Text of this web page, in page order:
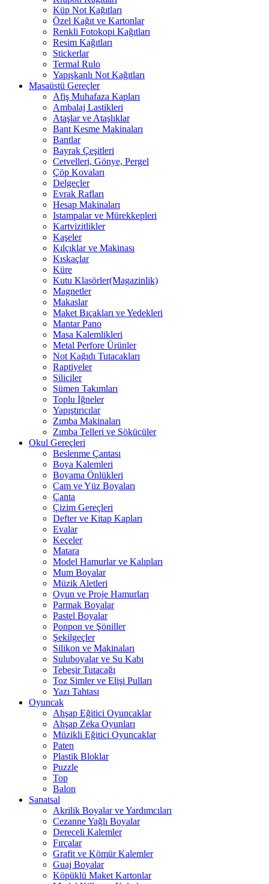
Küp Not Kağıtları
Özel Kağıt ve Kartonlar
Renkli Fotokopi Kağıtları
Resim Kağıtları
Stickerlar
Termal Rulo
Yapışkanlı Not Kağıtları
Masaüstü Gereçler
Afiş Muhafaza Kapları
Ambalaj Lastikleri
Ataşlar ve Ataşlıklar
Bant Kesme Makinaları
Bantlar
Bayrak Çeşitleri
Cetvelleri, Gönye, Pergel
Çöp Kovaları
Delgeçler
Evrak Rafları
Hesap Makinaları
Istampalar ve Mürekkepleri
Kartvizitlikler
Kaşeler
Kılçıklar ve Makinası
Kıskaçlar
Küre
Kutu Klasörler(Magazinlik)
Magnetler
Makaslar
Maket Bıçakları ve Yedekleri
Mantar Pano
Masa Kalemlikleri
Metal Perfore Ürünler
Not Kağıdı Tutacakları
Raptiyeler
Siliciler
Sümen Takımları
Toplu İğneler
Yapıştırıcılar
Zımba Makinaları
Zımba Telleri ve Sökücüler
Okul Gereçleri
Beslenme Çantası
Boya Kalemleri
Boyama Önlükleri
Cam ve Yüz Boyaları
Çanta
Çizim Gereçleri
Defter ve Kitap Kapları
Evalar
Keçeler
Matara
Model Hamurlar ve Kalıpları
Mum Boyalar
Müzik Aletleri
Oyun ve Proje Hamurları
Parmak Boyalar
Pastel Boyalar
Ponpon ve Şöniller
Şekilgeçler
Silikon ve Makinaları
Suluboyalar ve Su Kabı
Tebeşir Tutacağı
Toz Simler ve Elişi Pulları
Yazı Tahtası
Oyuncak
Ahşap Eğitici Oyuncaklar
Ahşap Zeka Oyunları
Müzikli Eğitici Oyuncaklar
Paten
Plastik Bloklar
Puzzle
Top
Balon
Sanatsal
Akrilik Boyalar ve Yardımcıları
Cezanne Yağlı Boyalar
Dereceli Kalemler
Fırçalar
Grafit ve Kömür Kalemler
Guaj Boyalar
Köpüklü Maket Kartonlar